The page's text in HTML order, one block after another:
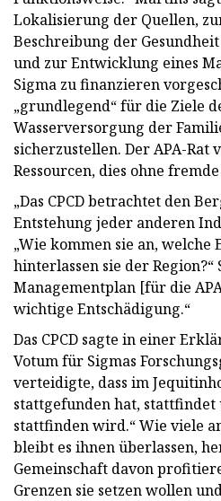
Lokalisierung der Quellen,
Beschreibung der
und zur Entwicklung eines
Sigma zu finanzieren
„grundlegend“ für die Ziele
Wasserversorgung der
sicherzustellen. Der APA-
Ressourcen, dies ohne
„Das CPCD betrachtet den
Entstehung jeder anderen
„Wie kommen sie an, welche
hinterlassen sie der Region?“
Managementplan [für die
wichtige Entschädigung.“
Das CPCD sagte in einer
Votum für Sigmas
verteidigte, dass im
stattgefunden hat,
stattfinden wird.“ Wie viele
bleibt es ihnen überlassen,
Gemeinschaft davon
Grenzen sie setzen wollen